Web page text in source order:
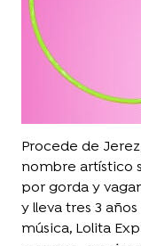
Procede de
nombre artístico
por gorda y
y lleva tres 3
música, Lolita